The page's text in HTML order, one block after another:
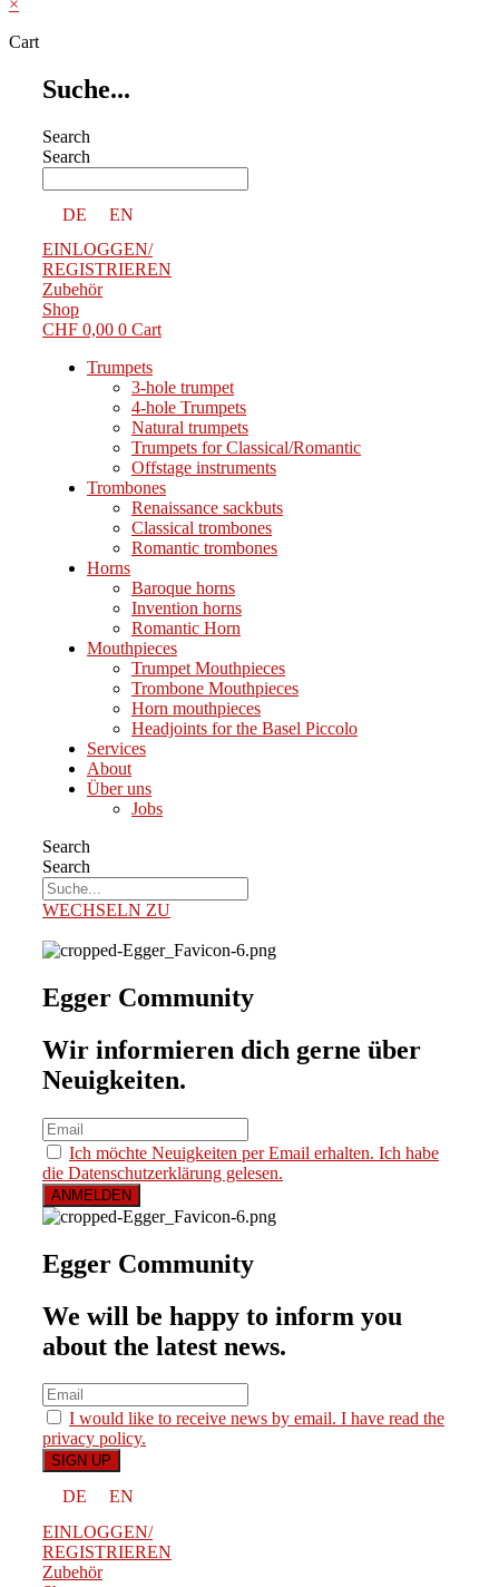
Cart
Suche...
Search
Search
DE
EN
EINLOGGEN/
REGISTRIEREN
Zubehör
Shop
CHF 0,00 0 Cart
Trumpets
3-hole trumpet
4-hole Trumpets
Natural trumpets
Trumpets for Classical/Romantic
Offstage instruments
Trombones
Renaissance sackbuts
Classical trombones
Romantic trombones
Horns
Baroque horns
Invention horns
Romantic Horn
Mouthpieces
Trumpet Mouthpieces
Trombone Mouthpieces
Horn mouthpieces
Headjoints for the Basel Piccolo
Services
About
Über uns
Jobs
Search
Search
WECHSELN ZU
Egger Community
Wir informieren dich gerne über
Neuigkeiten.
Ich möchte Neuigkeiten per Email erhalten. Ich habe
die Datenschutzerklärung gelesen.
Egger Community
We will be happy to inform you
about the latest news.
I would like to receive news by email. I have read the
privacy policy.
DE
EN
EINLOGGEN/
REGISTRIEREN
Zubehör